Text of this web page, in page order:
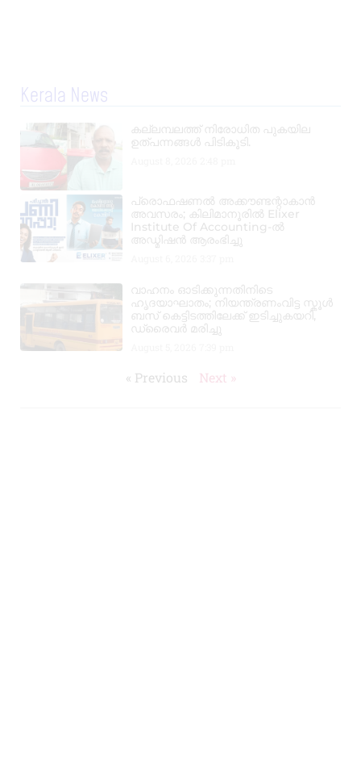
Kerala News
കല്ലമ്പലത്ത് നിരോധിത പുകയില
ഉത്പന്നങ്ങൾ പിടികൂടി.
പ്രൊഫഷണൽ അക്കൗണ്ടന്റാകാൻ
അവസരം; കിലിമാനൂരിൽ Elixer
Institute Of Accounting-ൽ
അഡ്മിഷൻ ആരംഭിച്ചു
വാഹനം ഓടിക്കുന്നതിനിടെ
ഹൃദയാഘാതം; നിയന്ത്രണംവിട്ട സ്കൂൾ
ബസ് കെട്ടിടത്തിലേക്ക് ഇടിച്ചുകയറി,
ഡ്രൈവർ മരിച്ചു
« Previous Next »